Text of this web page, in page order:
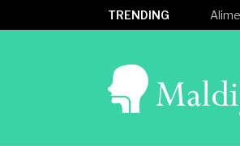
TRENDING